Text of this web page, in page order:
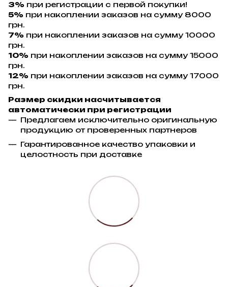
3% при регистрации с первой покупки!
5% при накоплении заказов на сумму 8000
грн.
7% при накоплении заказов на сумму 10000
грн.
10% при накоплении заказов на сумму 15000
грн.
12% при накоплении заказов на сумму 17000
грн.
Размер скидки насчитывается
автоматически при регистрации
Предлагаем исключительно оригинальную
продукцию от проверенных партнеров
Гарантированное качество упаковки и
целостность при доставке